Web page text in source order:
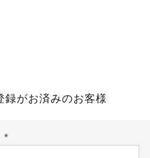
録がお済みのお客様